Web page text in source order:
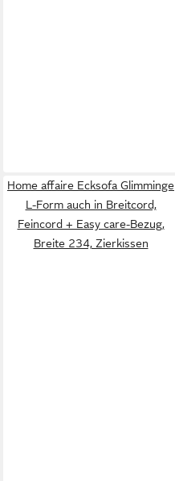
Home affaire Ecksofa Glimminge
L-Form auch in Breitcord,
Feincord + Easy care-Bezug,
Breite 234, Zierkissen